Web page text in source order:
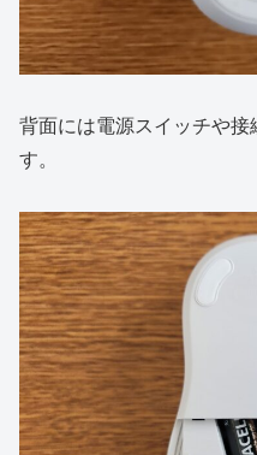
背面には電源スイッチや接
す。